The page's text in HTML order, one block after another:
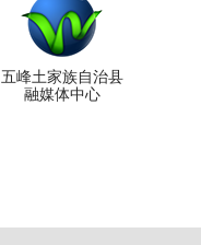
五峰土家族自治县
融媒体中心